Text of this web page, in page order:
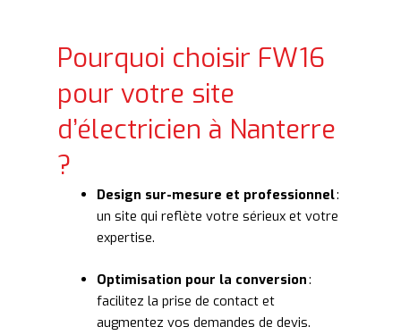
Pourquoi choisir FW16
pour votre site
d’électricien à Nanterre
?
Design sur-mesure et professionnel:
un site qui reflète votre sérieux et votre
expertise.
Optimisation pour la conversion:
facilitez la prise de contact et
augmentez vos demandes de devis.